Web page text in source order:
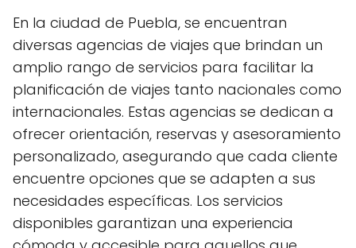
En la ciudad de Puebla, se encuentran
diversas agencias de viajes que brindan un
amplio rango de servicios para facilitar la
planificación de viajes tanto nacionales como
internacionales. Estas agencias se dedican a
ofrecer orientación, reservas y asesoramiento
personalizado, asegurando que cada cliente
encuentre opciones que se adapten a sus
necesidades específicas. Los servicios
disponibles garantizan una experiencia